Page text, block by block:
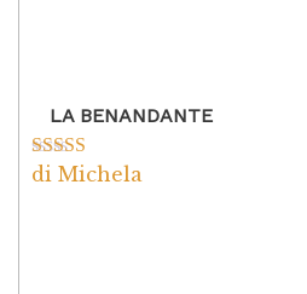
LA BENANDANTE
Valutato5su
di Michela